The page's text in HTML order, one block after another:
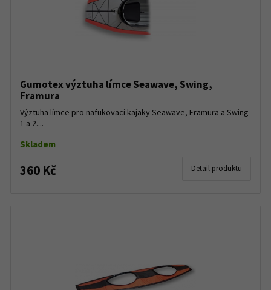
Gumotex výztuha límce Seawave, Swing,
Framura
Výztuha límce pro nafukovací kajaky Seawave, Framura a Swing
1 a 2....
Skladem
360 Kč Detail produktu